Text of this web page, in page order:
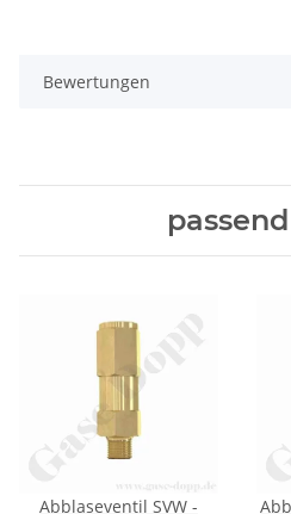
Bewertungen
Abblaseventil SVW -